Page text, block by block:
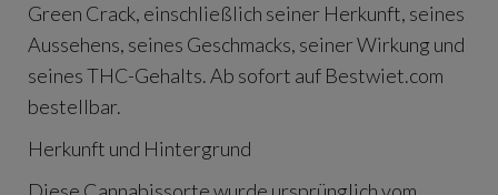
Green Crack, einschließlich seiner Herkunft, seines
Aussehens, seines Geschmacks, seiner Wirkung und
seines THC-Gehalts. Ab sofort auf Bestwiet.com
bestellbar.
Herkunft und Hintergrund